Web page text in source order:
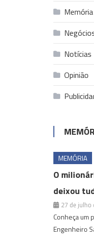
Memória
Notícias
Opinião
MEMÓRIA
O
deixou
27 de julho
Conheça um
Engenheiro